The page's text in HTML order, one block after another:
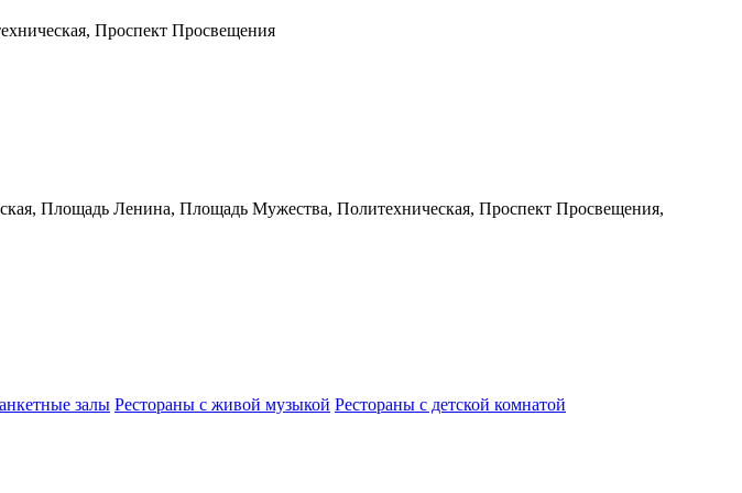
Проспект Просвещения
Площадь Ленина, Площадь Мужества, Политехническая, Проспект Просвещения,
залы Рестораны с живой музыкой Рестораны с детской комнатой